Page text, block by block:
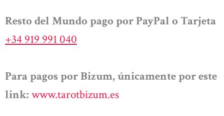
Resto del Mundo pago por PayPal o Tarjeta
+34 919 991 040
Para pagos por Bizum, únicamente por este
link: www.tarotbizum.es